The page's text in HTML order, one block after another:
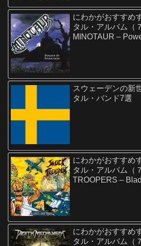
にわかがおすすめ
タル・アルバム（
MINOTAUR –
スウェーデンの新
タル・バンド7選
にわかがおすすめ
タル・アルバム（
TROOPERS –
にわかがおすすめ
タル・アルバム（